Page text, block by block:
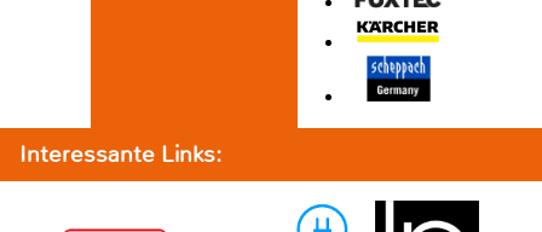
Interessante Links: